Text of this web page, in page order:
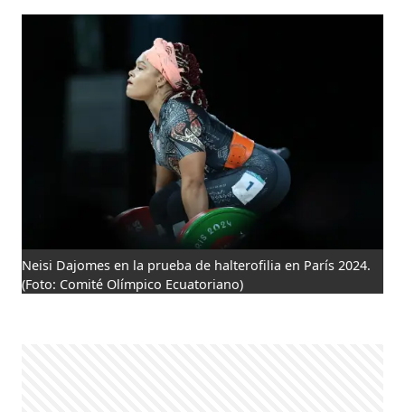
Neisi Dajomes en la prueba de halterofilia en París 2024.
(Foto: Comité Olímpico Ecuatoriano)